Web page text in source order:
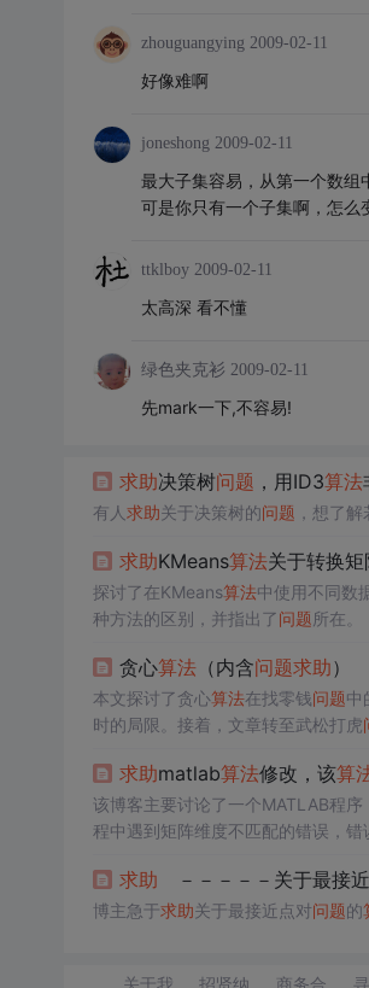
zhouguangying 2009-02-11
好像难啊
joneshong 2009-02-11
最大子集容易，从第一个数组
可是你只有一个子集啊，怎么
ttklboy 2009-02-11
太高深 看不懂
绿色夹克衫 2009-02-11
先mark一下,不容易!
求助决策树问题 ，用ID3算法
有人 求助关于决策树的问题 ，想了
求助KMeans算法关于转换
探讨了在KMeans算法中使用不同数
种方法的区别，并指出了问题所在。
贪心算法（内含问题求助）
本文探讨了贪心算法在找零钱问题中
时的局限。接着，文章转至武松打虎
求助matlab算法修改，该算
该博客主要讨论了一个MATLAB程
程中遇到矩阵维度不匹配的错误，
求助 －－－－－关于最接
博主急于求助关于最接近点对问题的
关于我 招贤纳 商务合